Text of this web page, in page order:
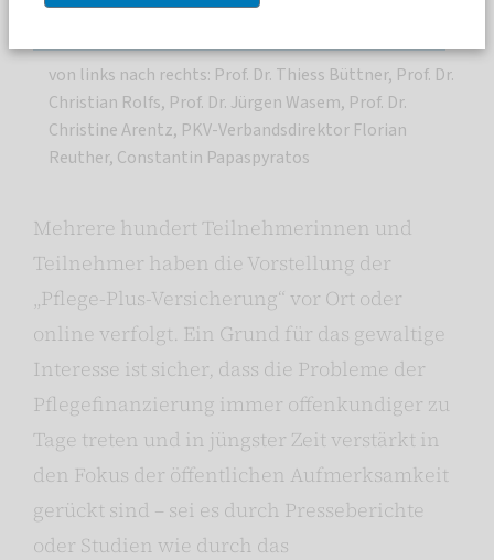
von links nach rechts: Prof. Dr. Thiess Büttner, Prof. Dr.
Christian Rolfs, Prof. Dr. Jürgen Wasem, Prof. Dr.
Christine Arentz, PKV-Verbandsdirektor Florian
Reuther, Constantin Papaspyratos
Mehrere hundert Teilnehmerinnen und
Teilnehmer haben die Vorstellung der
„Pflege-Plus-Versicherung“ vor Ort oder
online verfolgt. Ein Grund für das gewaltige
Interesse ist sicher, dass die Probleme der
Pflegefinanzierung immer offenkundiger zu
Tage treten und in jüngster Zeit verstärkt in
den Fokus der öffentlichen Aufmerksamkeit
gerückt sind – sei es durch Presseberichte
oder Studien wie durch das